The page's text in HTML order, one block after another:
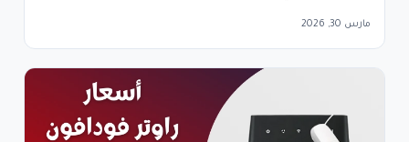
مارس 30, 2026